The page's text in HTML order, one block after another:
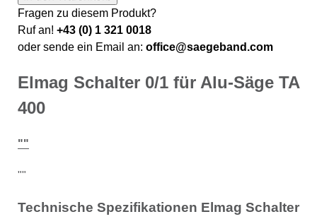
Fragen zu diesem Produkt?
Ruf an! +43 (0) 1 321 0018
oder sende ein Email an: office@saegeband.com
Elmag Schalter 0/1 für Alu-Säge TA
400
""
""
Technische Spezifikationen Elmag Schalter